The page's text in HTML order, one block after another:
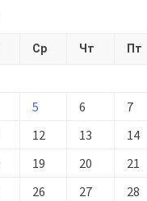
Ср Чт Пт
5 6 7
12 13 14
19 20 21
26 27 28